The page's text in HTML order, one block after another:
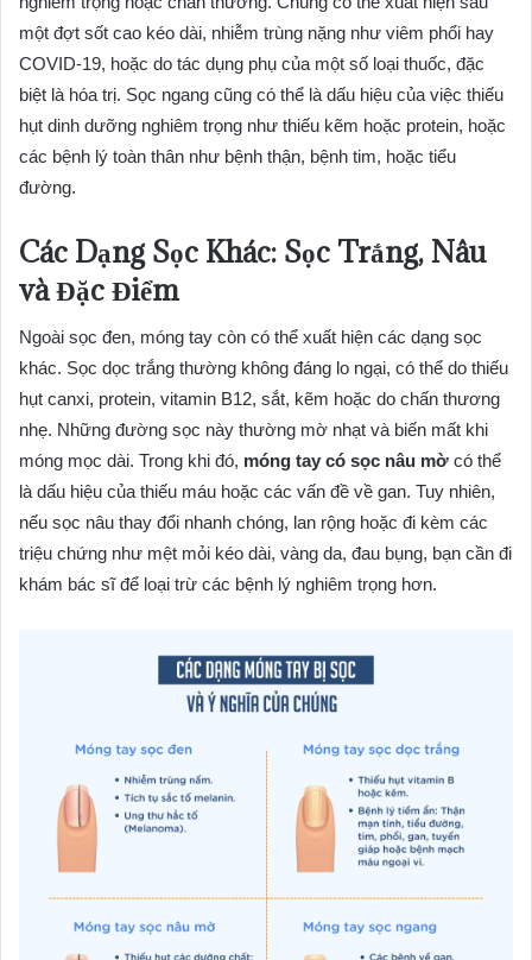
một đợt sốt cao kéo dài, nhiễm trùng nặng như viêm phổi hay
COVID-19, hoặc do tác dụng phụ của một số loại thuốc, đặc
biệt là hóa trị. Sọc ngang cũng có thể là dấu hiệu của việc thiếu
hụt dinh dưỡng nghiêm trọng như thiếu kẽm hoặc protein, hoặc
các bệnh lý toàn thân như bệnh thận, bệnh tim, hoặc tiểu
đường.
Các Dạng Sọc Khác: Sọc Trắng, Nâu
và Đặc Điểm
Ngoài sọc đen, móng tay còn có thể xuất hiện các dạng sọc
khác. Sọc dọc trắng thường không đáng lo ngại, có thể do thiếu
hụt canxi, protein, vitamin B12, sắt, kẽm hoặc do chấn thương
nhẹ. Những đường sọc này thường mờ nhạt và biến mất khi
móng mọc dài. Trong khi đó, móng tay có sọc nâu mờ có thể
là dấu hiệu của thiếu máu hoặc các vấn đề về gan. Tuy nhiên,
nếu sọc nâu thay đổi nhanh chóng, lan rộng hoặc đi kèm các
triệu chứng như mệt mỏi kéo dài, vàng da, đau bụng, bạn cần đi
khám bác sĩ để loại trừ các bệnh lý nghiêm trọng hơn.